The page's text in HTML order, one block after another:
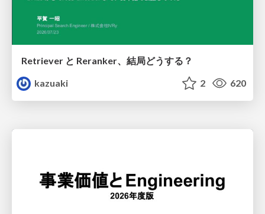
Retriever と Reranker、結局どうする？
kazuaki
2 620